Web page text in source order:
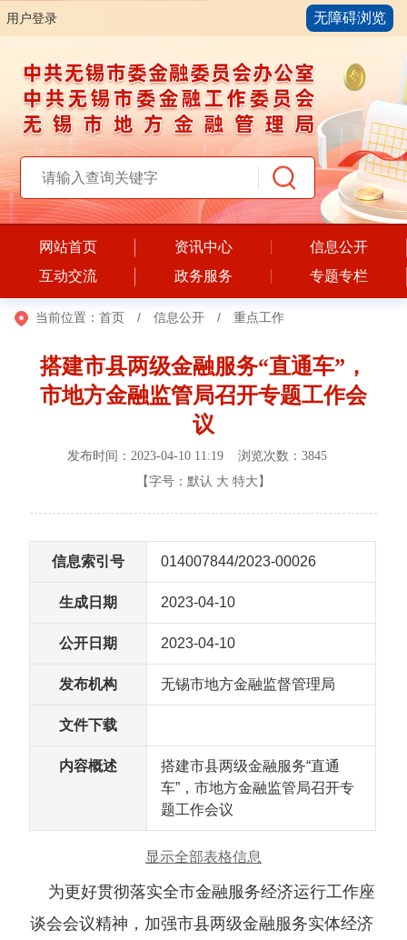
用户登录 无障碍浏览
网站首页 资讯中心
信息公开
互动交流
政务服务 专题专栏
当前位置： 首页 / 信息公开 / 重点工作
搭建市县两级金融服务“直通车”，
市地方金融监管局召开专题工作会
议
发布时间：2023-04-10 11:19 浏览次数：3845
【字号： 默认 大 特大 】
信息索引号 014007844/2023-00026
生成日期 2023-04-10
公开日期 2023-04-10
发布机构 无锡市地方金融监督管理局
文件下载
内容概述
搭建市县两级金融服务“直通
车”，市地方金融监管局召开专
题工作会议
显示全部表格信息
为更好贯彻落实全市金融服务经济运行工作座
谈会会议精神，加强市县两级金融服务实体经济